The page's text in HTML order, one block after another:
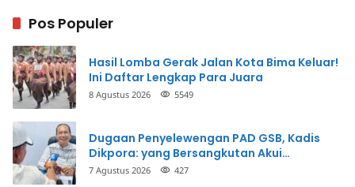
Pos Populer
Hasil Lomba Gerak Jalan Kota Bima Keluar!
Ini Daftar Lengkap Para Juara
8 Agustus 2026 5549
Dugaan Penyelewengan PAD GSB, Kadis
Dikpora: yang Bersangkutan Akui
Perbuatannya dan Siap Mengembalikan
7 Agustus 2026 427